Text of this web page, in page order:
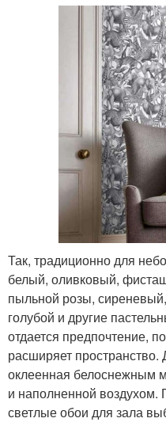
Так, традиционно для
белый, оливковый,
пыльной розы,
голубой и другие
отдается предпочтение,
расширяет
оклеенная белоснежным
и наполненной воздухом.
светлые обои для зала